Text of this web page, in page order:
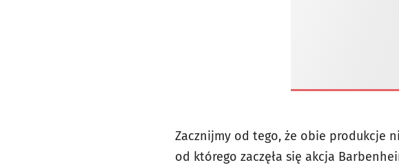
Zacznijmy od tego, że obie produkcje
od którego zaczęła się akcja